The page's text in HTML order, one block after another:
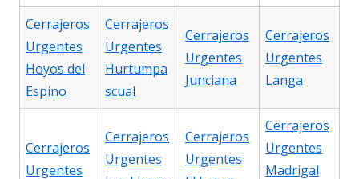
Cerrajeros
Urgentes
Hoyos del
Espino
Cerrajeros
Urgentes
Hurtumpa
scual
Cerrajeros
Urgentes
Junciana
Cerrajeros
Urgentes
Langa
Cerrajeros
Urgentes
Cerrajeros
Urgentes
Cerrajeros
Urgentes
Cerrajeros
Urgentes
Madrigal